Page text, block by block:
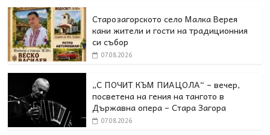
Старозагорското село Малка Верея
кани жители и гости на традиционния
си събор
07.08.2026
„С ПОЧИТ КЪМ ПИАЦОЛА“ – вечер,
посветена на гения на тангото в
Държавна опера – Стара Загора
07.08.2026